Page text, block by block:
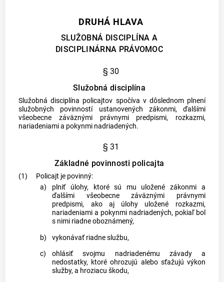
DRUHÁ HLAVA
SLUŽOBNÁ DISCIPLÍNA A
DISCIPLINÁRNA PRÁVOMOC
§ 30
Služobná disciplína
Služobná disciplína policajtov spočíva v dôslednom plnení
služobných povinností ustanovených zákonmi, ďalšími
všeobecne záväznými právnymi predpismi, rozkazmi,
nariadeniami a pokynmi nadriadených.
§ 31
Základné povinnosti policajta
(1)
Policajt je povinný:
a)
plniť úlohy, ktoré sú mu uložené zákonmi a
ďalšími všeobecne záväznými právnymi
predpismi, ako aj úlohy uložené rozkazmi,
nariadeniami a pokynmi nadriadených, pokiaľ bol
s nimi riadne oboznámený,
b)
vykonávať riadne službu,
c)
ohlásiť svojmu nadriadenému závady a
nedostatky, ktoré ohrozujú alebo sťažujú výkon
služby, a hroziacu škodu,